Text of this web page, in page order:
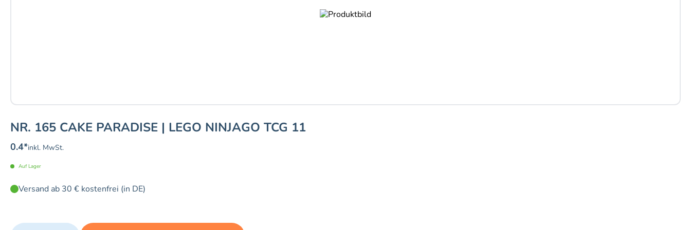
NR. 165 CAKE PARADISE | LEGO NINJAGO TCG 11
0.4*inkl. MwSt.
Auf Lager
Versand ab 30 € kostenfrei (in DE)
Quantity